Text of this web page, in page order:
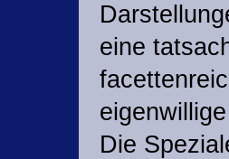
eine
Die